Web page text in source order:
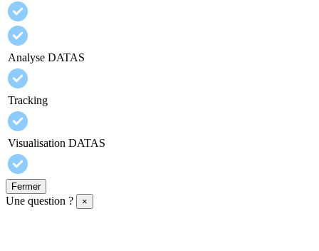
Analyse DATAS
Tracking
Visualisation DATAS
Fermer
Une question ? ×